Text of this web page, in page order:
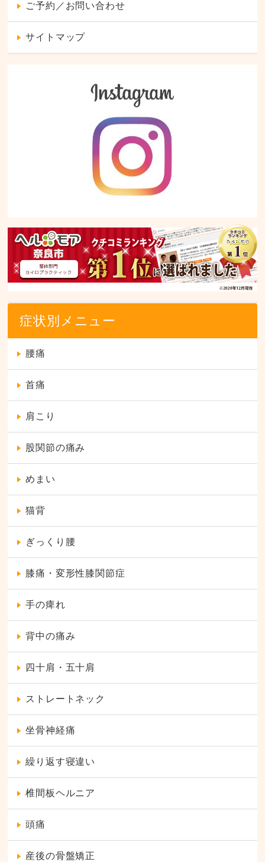
ご予約／お問い合わせ
サイトマップ
症状別メニュー
腰痛
首痛
肩こり
股関節の痛み
めまい
猫背
ぎっくり腰
膝痛・変形性膝関節症
手の痺れ
背中の痛み
四十肩・五十肩
ストレートネック
坐骨神経痛
繰り返す寝違い
椎間板ヘルニア
頭痛
産後の骨盤矯正